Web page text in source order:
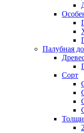
Палубная
Сорт